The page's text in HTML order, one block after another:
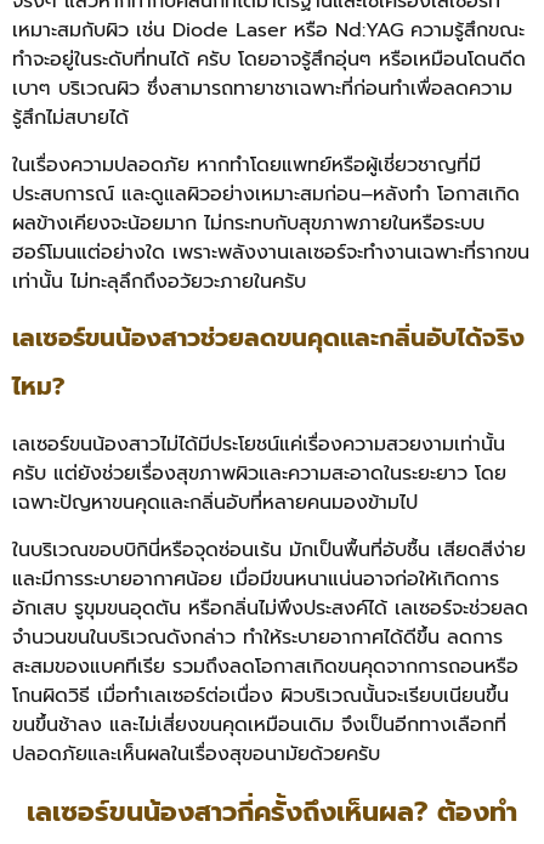
เหมาะสมกับผิว เช่น Diode Laser หรือ Nd:YAG ความรู้สึกขณะ
ทำจะอยู่ในระดับที่ทนได้ ครับ โดยอาจรู้สึกอุ่นๆ หรือเหมือนโดนดีด
เบาๆ บริเวณผิว ซึ่งสามารถทายาชาเฉพาะที่ก่อนทำเพื่อลดความ
รู้สึกไม่สบายได้
ในเรื่องความปลอดภัย หากทำโดยแพทย์หรือผู้เชี่ยวชาญที่มี
ประสบการณ์ และดูแลผิวอย่างเหมาะสมก่อน–หลังทำ โอกาสเกิด
ผลข้างเคียงจะน้อยมาก ไม่กระทบกับสุขภาพภายในหรือระบบ
ฮอร์โมนแต่อย่างใด เพราะพลังงานเลเซอร์จะทำงานเฉพาะที่รากขน
เท่านั้น ไม่ทะลุลึกถึงอวัยวะภายในครับ
เลเซอร์ขนน้องสาวช่วยลดขนคุดและกลิ่นอับได้จริง
ไหม?
เลเซอร์ขนน้องสาวไม่ได้มีประโยชน์แค่เรื่องความสวยงามเท่านั้น
ครับ แต่ยังช่วยเรื่องสุขภาพผิวและความสะอาดในระยะยาว โดย
เฉพาะปัญหาขนคุดและกลิ่นอับที่หลายคนมองข้ามไป
ในบริเวณขอบบิกินี่หรือจุดซ่อนเร้น มักเป็นพื้นที่อับชื้น เสียดสีง่าย
และมีการระบายอากาศน้อย เมื่อมีขนหนาแน่นอาจก่อให้เกิดการ
อักเสบ รูขุมขนอุดตัน หรือกลิ่นไม่พึงประสงค์ได้ เลเซอร์จะช่วยลด
จำนวนขนในบริเวณดังกล่าว ทำให้ระบายอากาศได้ดีขึ้น ลดการ
สะสมของแบคทีเรีย รวมถึงลดโอกาสเกิดขนคุดจากการถอนหรือ
โกนผิดวิธี เมื่อทำเลเซอร์ต่อเนื่อง ผิวบริเวณนั้นจะเรียบเนียนขึ้น
ขนขึ้นช้าลง และไม่เสี่ยงขนคุดเหมือนเดิม จึงเป็นอีกทางเลือกที่
ปลอดภัยและเห็นผลในเรื่องสุขอนามัยด้วยครับ
เลเซอร์ขนน้องสาวกี่ครั้งถึงเห็นผล? ต้องทำ